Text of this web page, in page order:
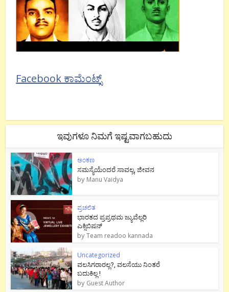
Facebook ಕಾಮೆಂಟ್ಸ್
ಇವುಗಳೂ ನಿಮಗೆ ಇಷ್ಟವಾಗಬಹುದು
ಅಂಕಣ
ಸಮಸ್ಯೆಯೆಂದರೆ ಸಾವಲ್ಲ, ಜೀವನ
by Manu Vaidya
ಪ್ರಚಲಿತ
ಭಾರತದ ಪ್ರಪ್ರಥಮ ಜ್ಯುವೆಲ್ಲರಿ
ಎಕ್ಸಿಬಿಷನ್
byTeam readoo kannada
Uncategorized
ವಲಸಿಗರಾರಲ್ಲ?, ವಲಸೆಯು ನಿಂತರೆ
ಬದುಕಿಲ್ಲ !
by Guest Author